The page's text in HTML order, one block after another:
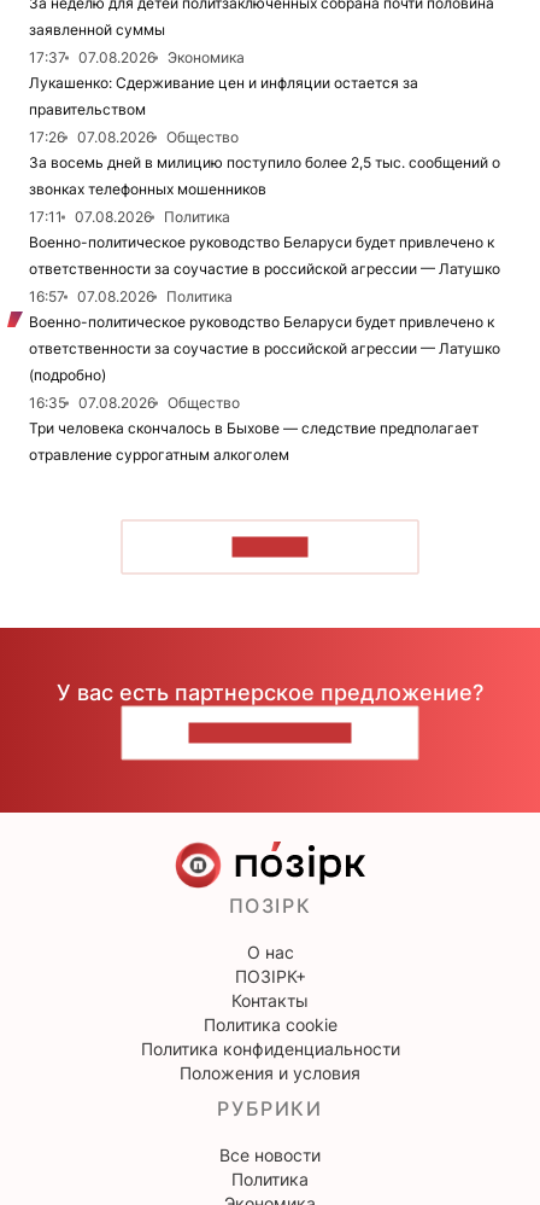
заявленной суммы
17:37
07.08.2026
Экономика
Лукашенко: Сдерживание цен и инфляции остается за
правительством
17:26
07.08.2026
Общество
За восемь дней в милицию поступило более 2,5 тыс. сообщений о
звонках телефонных мошенников
17:11
07.08.2026
Политика
Военно-политическое руководство Беларуси будет привлечено к
ответственности за соучастие в российской агрессии — Латушко
16:57
07.08.2026
Политика
Военно-политическое руководство Беларуси будет привлечено к
ответственности за соучастие в российской агрессии — Латушко
(подробно)
16:35
07.08.2026
Общество
Три человека скончалось в Быхове — следствие предполагает
отравление суррогатным алкоголем
У вас есть партнерское предложение?
ПОЗІРК
О нас
ПОЗІРК+
Контакты
Политика cookie
Политика конфиденциальности
Положения и условия
РУБРИКИ
Все новости
Политика